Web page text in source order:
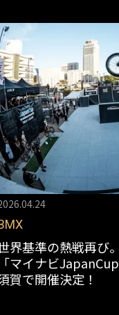
界基準の熱戦再び
「マイナビ
賀で開催決定！